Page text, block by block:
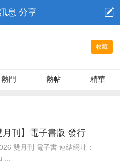
息 分享
收藏
熱門 熱帖 精華
刊】電子書版 發行
雙月刊 電子書 連結網址：